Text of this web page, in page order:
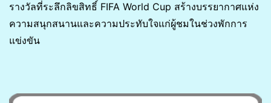
รางวัลที่ระลึกลิขสิทธิ์ FIFA World Cup สร้างบรรยากาศแห่ง
ความสนุกสนานและความประทับใจแก่ผู้ชมในช่วงพักการ
แข่งขัน